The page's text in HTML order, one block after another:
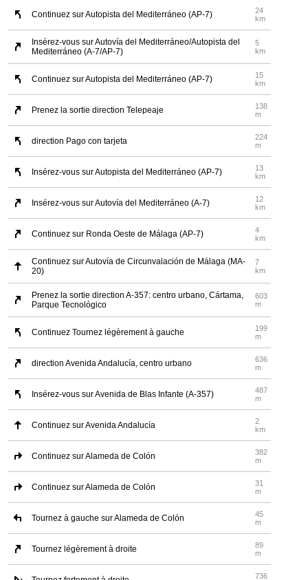
Continuez sur Autopista del Mediterráneo (AP-7)
24
km
Insérez-vous sur Autovía del Mediterráneo/Autopista del
Mediterráneo (A-7/AP-7)
5
km
Continuez sur Autopista del Mediterráneo (AP-7)
15
km
Prenez la sortie direction Telepeaje
138
m
direction Pago con tarjeta
224
m
Insérez-vous sur Autopista del Mediterráneo (AP-7)
13
km
Insérez-vous sur Autovía del Mediterráneo (A-7)
12
km
Continuez sur Ronda Oeste de Málaga (AP-7)
4
km
Continuez sur Autovía de Circunvalación de Málaga (MA-
20)
7
km
Prenez la sortie direction A-357: centro urbano, Cártama,
Parque Tecnológico
603
m
Continuez Tournez légèrement à gauche
199
m
direction Avenida Andalucía, centro urbano
636
m
Insérez-vous sur Avenida de Blas Infante (A-357)
487
m
Continuez sur Avenida Andalucía
2
km
Continuez sur Alameda de Colón
382
m
Continuez sur Alameda de Colón
31
m
Tournez à gauche sur Alameda de Colón
45
m
Tournez légèrement à droite
89
m
736